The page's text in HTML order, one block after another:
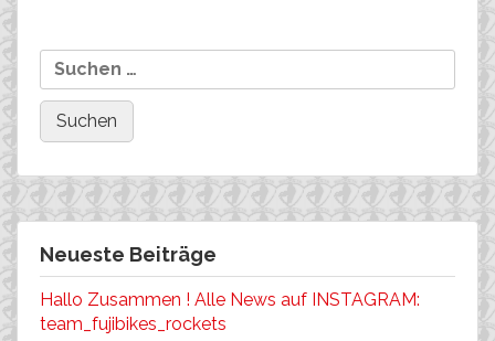
Neueste Beiträge
Hallo Zusammen ! Alle News auf INSTAGRAM:
team_fujibikes_rockets